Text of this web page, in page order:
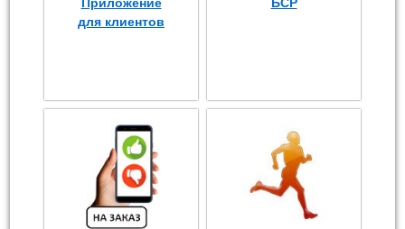
для клиентов